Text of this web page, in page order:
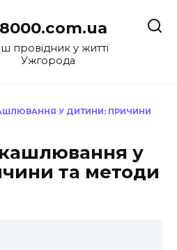
провідник у житті
Ужгорода
У ДИТИНИ: ПРИЧИНИ
у
та методи